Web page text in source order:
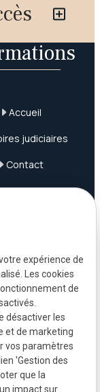
Accueil
judiciaires
Contact
Politique de
des cookies
commercial,
expérience de
Les cookies
de
désactiver les
et de marketing
vos paramètres
'Gestion des
que la
impact sur